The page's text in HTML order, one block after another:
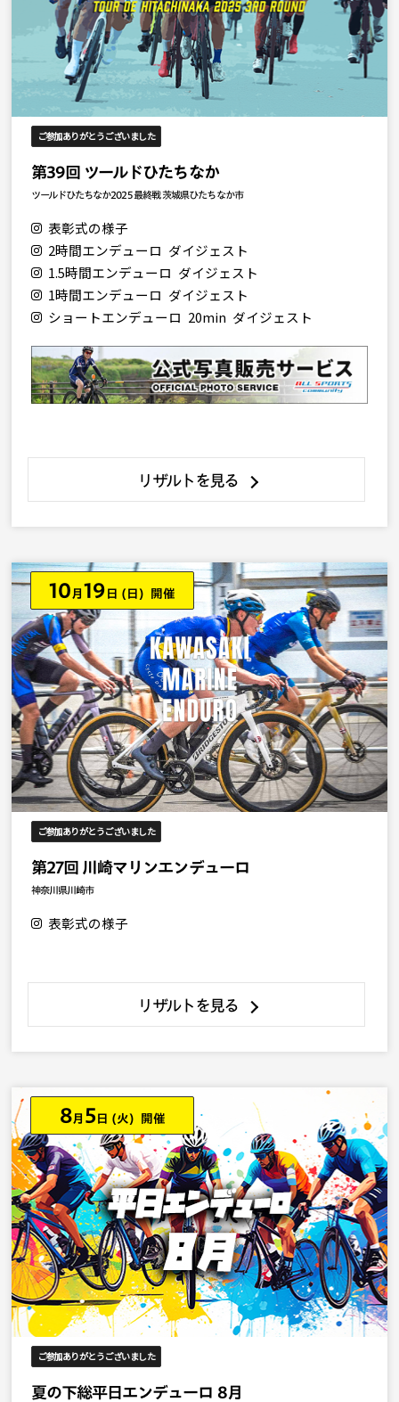
ご参加ありがとうございました
第39回 ツールドひたちなか
ツールドひたちなか2025 最終戦 茨城県ひたちなか市
表彰式の様子
2時間エンデューロ ダイジェスト
1.5時間エンデューロ ダイジェスト
1時間エンデューロ ダイジェスト
ショートエンデューロ 20min ダイジェスト
リザルトを見る
10 月 19 日 (日) 開催
ご参加ありがとうございました
第27回 川崎マリンエンデューロ
神奈川県川崎市
表彰式の様子
リザルトを見る
8月 5 日 (火) 開催
ご参加ありがとうございました
夏の下総平日エンデューロ 8月